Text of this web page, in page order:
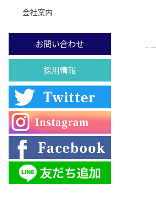
会社案内
お問い合わせ
採用情報